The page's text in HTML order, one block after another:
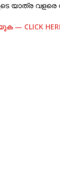
യാത്ര
CLICK